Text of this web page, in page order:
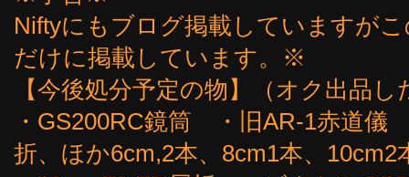
Niftyにもブログ掲載していますが
だけに掲載しています。※
【今後処分予定の物】（オク出品
・GS200RC鏡筒 ・旧AR-1赤道
折、ほか6cm,2本、8cm1本、10cm2